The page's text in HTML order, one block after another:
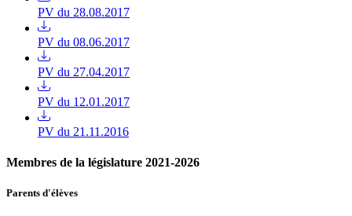
PV du 28.08.2017
PV du 08.06.2017
PV du 27.04.2017
PV du 12.01.2017
PV du 21.11.2016
Membres de la législature 2021-2026
Parents d'élèves